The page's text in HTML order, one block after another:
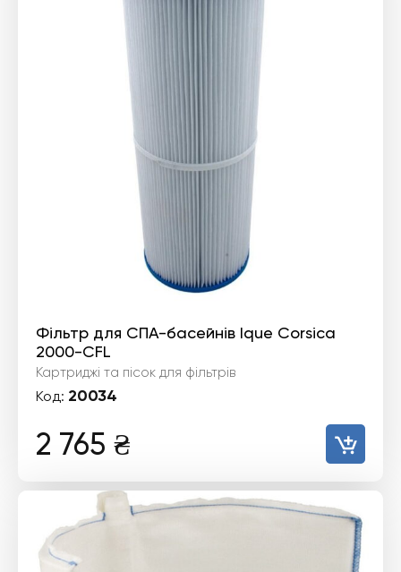
Фільтр для СПА-басейнів Ique Corsica
2000-CFL
Картриджі та пісок для фільтрів
Код: 20034
2 765 ₴